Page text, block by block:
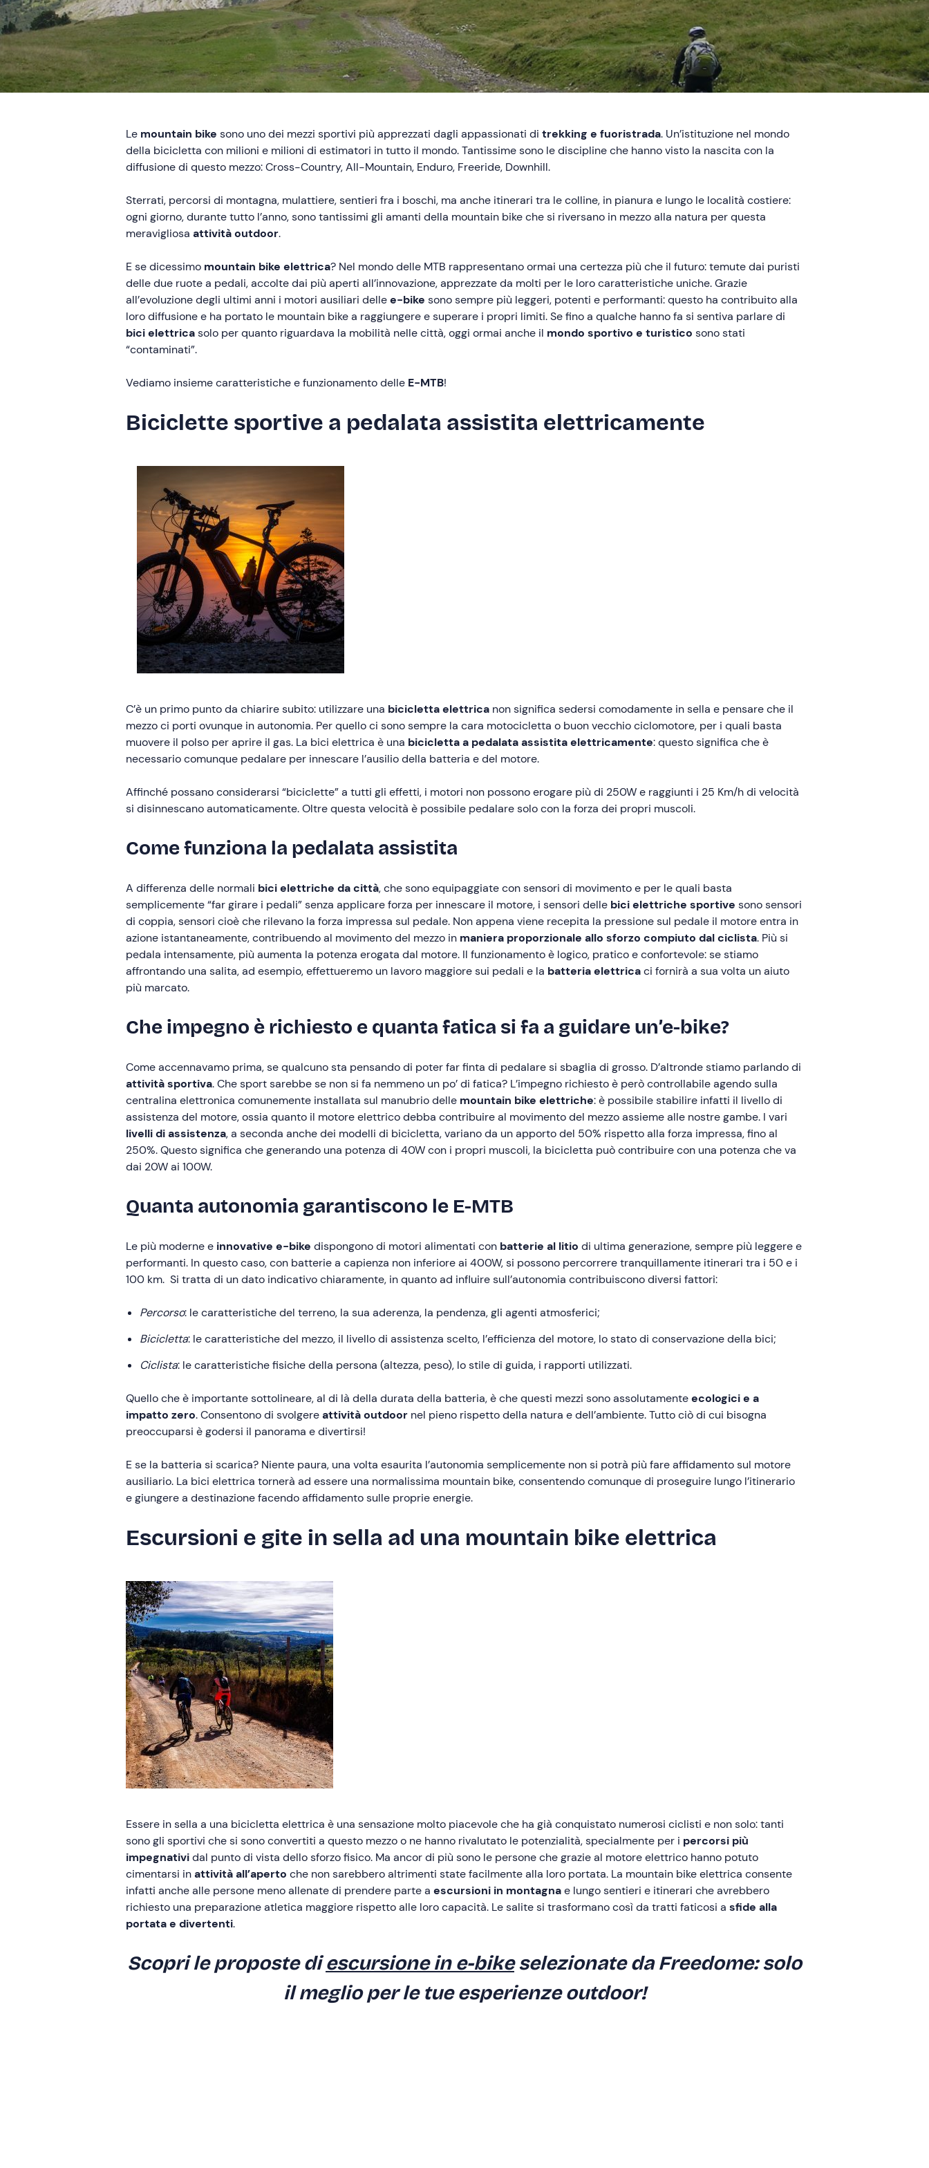
Le mountain bike sono uno dei mezzi sportivi più apprezzati dagli appassionati di trekking e fuoristrada. Un’istituzione nel mondo
della bicicletta con milioni e milioni di estimatori in tutto il mondo. Tantissime sono le discipline che hanno visto la nascita con la
diffusione di questo mezzo: Cross-Country, All-Mountain, Enduro, Freeride, Downhill.
Sterrati, percorsi di montagna, mulattiere, sentieri fra i boschi, ma anche itinerari tra le colline, in pianura e lungo le località costiere:
ogni giorno, durante tutto l’anno, sono tantissimi gli amanti della mountain bike che si riversano in mezzo alla natura per questa
meravigliosa attività outdoor.
E se dicessimo mountain bike elettrica? Nel mondo delle MTB rappresentano ormai una certezza più che il futuro: temute dai puristi
delle due ruote a pedali, accolte dai più aperti all’innovazione, apprezzate da molti per le loro caratteristiche uniche. Grazie
all’evoluzione degli ultimi anni i motori ausiliari dellee-bike sono sempre più leggeri, potenti e performanti: questo ha contribuito alla
loro diffusione e ha portato le mountain bike a raggiungere e superare i propri limiti. Se fino a qualche hanno fa si sentiva parlare di
bici elettricasolo per quanto riguardava la mobilità nelle città, oggi ormai anche il mondo sportivo e turistico sono stati
“contaminati”.
Vediamo insieme caratteristiche e funzionamento delle E-MTB!
Biciclette sportive a pedalata assistita elettricamente
C’è un primo punto da chiarire subito: utilizzare una bicicletta elettrica non significa sedersi comodamente in sella e pensare che il
mezzo ci porti ovunque in autonomia. Per quello ci sono sempre la cara motocicletta o buon vecchio ciclomotore, per i quali basta
muovere il polso per aprire il gas. La bici elettrica è una bicicletta a pedalata assistita elettricamente: questo significa che è
necessario comunque pedalare per innescare l’ausilio della batteria e del motore.
Affinché possano considerarsi “biciclette” a tutti gli effetti, i motori non possono erogare più di 250W e raggiunti i 25 Km/h di velocità
si disinnescano automaticamente. Oltre questa velocità è possibile pedalare solo con la forza dei propri muscoli.
Come funziona la pedalata assistita
A differenza delle normali bici elettriche da città, che sono equipaggiate con sensori di movimento e per le quali basta
semplicemente “far girare i pedali” senza applicare forza per innescare il motore, i sensori delle bici elettriche sportive sono sensori
di coppia, sensori cioè che rilevano la forza impressa sul pedale. Non appena viene recepita la pressione sul pedale il motore entra in
azione istantaneamente, contribuendo al movimento del mezzo in maniera proporzionale allo sforzo compiuto dal ciclista. Più si
pedala intensamente, più aumenta la potenza erogata dal motore. Il funzionamento è logico, pratico e confortevole: se stiamo
affrontando una salita, ad esempio, effettueremo un lavoro maggiore sui pedali e la batteria elettricaci fornirà a sua volta un aiuto
più marcato.
Che impegno è richiesto e quanta fatica si fa a guidare un’e-bike?
Come accennavamo prima, se qualcuno sta pensando di poter far finta di pedalare si sbaglia di grosso. D’altronde stiamo parlando di
attività sportiva. Che sport sarebbe se non si fa nemmeno un po’ di fatica? L’impegno richiesto è però controllabile agendo sulla
centralina elettronica comunemente installata sul manubrio delle mountain bike elettriche: è possibile stabilire infatti il livello di
assistenza del motore, ossia quanto il motore elettrico debba contribuire al movimento del mezzo assieme alle nostre gambe. I vari
livelli di assistenza, a seconda anche dei modelli di bicicletta, variano da un apporto del 50% rispetto alla forza impressa, fino al
250%. Questo significa che generando una potenza di 40W con i propri muscoli, la bicicletta può contribuire con una potenza che va
dai 20W ai 100W.
Quanta autonomia garantiscono le E-MTB
Le più moderne e innovative e-bike dispongono di motori alimentati con batterie al litio di ultima generazione, sempre più leggere e
performanti. In questo caso, con batterie a capienza non inferiore ai 400W, si possono percorrere tranquillamente itinerari tra i 50 e i
100 km. Si tratta di un dato indicativo chiaramente, in quanto ad influire sull’autonomia contribuiscono diversi fattori:
Percorso: le caratteristiche del terreno, la sua aderenza, la pendenza, gli agenti atmosferici;
Bicicletta: le caratteristiche del mezzo, il livello di assistenza scelto, l’efficienza del motore, lo stato di conservazione della bici;
Ciclista: le caratteristiche fisiche della persona (altezza, peso), lo stile di guida, i rapporti utilizzati.
Quello che è importante sottolineare, al di là della durata della batteria, è che questi mezzi sono assolutamenteecologici e a
impatto zero. Consentono di svolgereattività outdoor nel pieno rispetto della natura e dell’ambiente. Tutto ciò di cui bisogna
preoccuparsi è godersi il panorama e divertirsi!
E se la batteria si scarica? Niente paura, una volta esaurita l’autonomia semplicemente non si potrà più fare affidamento sul motore
ausiliario. La bici elettrica tornerà ad essere una normalissima mountain bike, consentendo comunque di proseguire lungo l’itinerario
e giungere a destinazione facendo affidamento sulle proprie energie.
Escursioni e gite in sella ad una mountain bike elettrica
Essere in sella a una bicicletta elettrica è una sensazione molto piacevole che ha già conquistato numerosi ciclisti e non solo: tanti
sono gli sportivi che si sono convertiti a questo mezzo o ne hanno rivalutato le potenzialità, specialmente per i percorsi più
impegnatividal punto di vista dello sforzo fisico. Ma ancor di più sono le persone che grazie al motore elettrico hanno potuto
cimentarsi inattività all’aperto che non sarebbero altrimenti state facilmente alla loro portata. La mountain bike elettrica consente
infatti anche alle persone meno allenate di prendere parte a escursioni in montagnae lungo sentieri e itinerari che avrebbero
richiesto una preparazione atletica maggiore rispetto alle loro capacità. Le salite si trasformano così da tratti faticosi a sfide alla
portata e divertenti.
Scopri le proposte diescursione in e-bikeselezionate da Freedome: solo
il meglio per le tue esperienze outdoor!